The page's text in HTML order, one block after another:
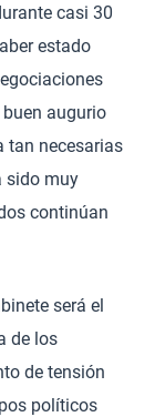
casi 30
estado
augurio
tan necesarias
sido muy
continúan
será el
de los
de tensión
políticos